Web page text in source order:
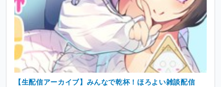
【生配信アーカイブ】みんなで乾杯！ほろよい雑談配信